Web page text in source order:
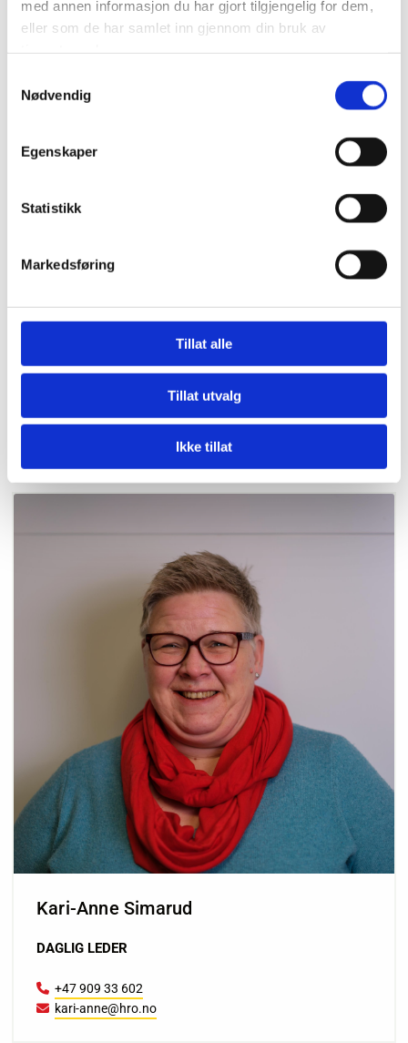
med annen informasjon du har gjort tilgjengelig for dem,
eller som de har samlet inn gjennom din bruk av
Nødvendig
Egenskaper
Statistikk
Markedsføring
Tillat alle
Tillat utvalg
Ikke tillat
Siv-Janne Eriksen
 +47 405 55350
Kari-Anne Simarud
DAGLIG LEDER
 +47 909 33 602
 kari-anne@hro.no